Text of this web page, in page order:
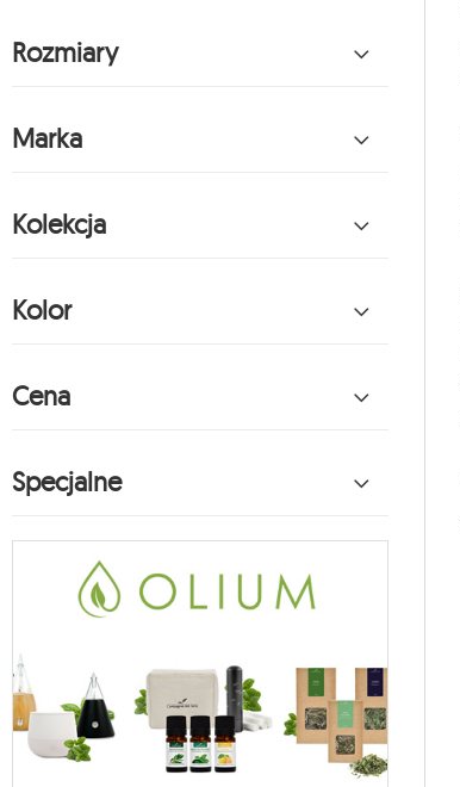
Rozmiary
Marka
Kolekcja
Kolor
Cena
Specjalne